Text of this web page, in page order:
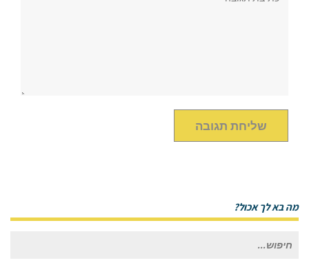
מה בא לך אכול?